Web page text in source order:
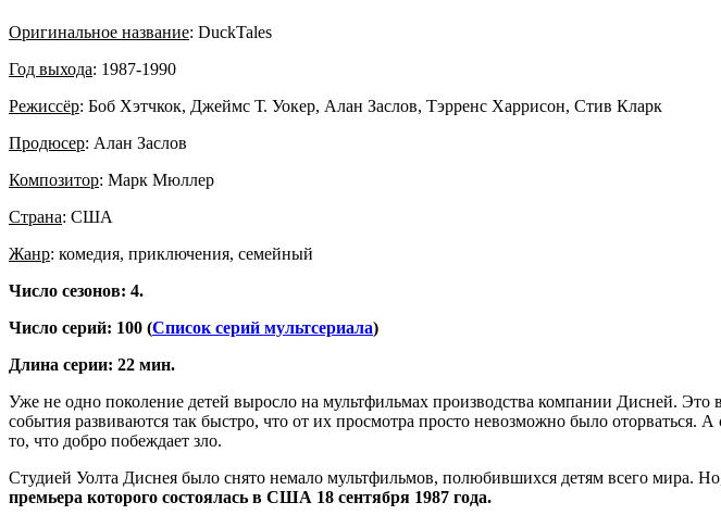
Оригинальное название: DuckTales
Год выхода: 1987-1990
Режиссёр: Боб Хэтчкок, Джеймс Т. Уокер, Алан Заслов, Тэрренс Харрисон, Стив Кларк
Продюсер: Алан Заслов
Композитор: Марк Мюллер
Страна: США
Жанр: комедия, приключения, семейный
Число сезонов: 4.
Число серий: 100 (Список серий мультсериала)
Длина серии: 22 мин.
Уже не одно поколение детей выросло на мультфильмах производства компании Дисней.
события развиваются так быстро, что от их просмотра просто невозможно было оторваться.
то, что добро побеждает зло.
Студией Уолта Диснея было снято немало мультфильмов, полюбившихся детям всего мира.
премьера которого состоялась в США 18 сентября 1987 года.